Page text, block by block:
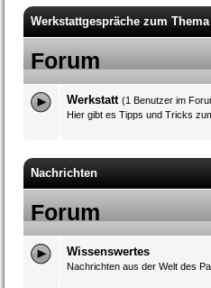
Werkstattgespräche zum
Forum
Werkstatt (1 Benutzer im
Hier gibt es Tipps und Tricks
Nachrichten
Forum
Wissenswertes
Nachrichten aus der Welt des